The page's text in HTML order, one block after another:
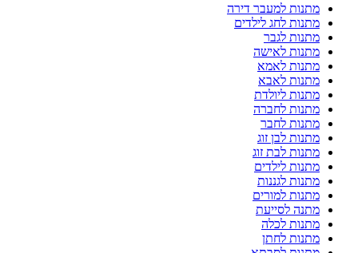
מתנות למעבר דירה
מתנות לחג לילדים
מתנות לגבר
מתנות לאישה
מתנות לאמא
מתנות לאבא
מתנות ליולדת
מתנות לחברה
מתנות לחבר
מתנות לבן זוג
מתנות לבת זוג
מתנות לילדים
מתנות לגננות
מתנות למורים
מתנה לסייעת
מתנות לכלה
מתנות לחתן